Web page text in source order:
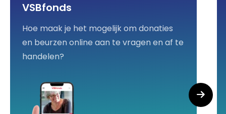
VSBfonds
Hoe maak je het mogelijk om donaties
en beurzen online aan te vragen en af te
handelen?